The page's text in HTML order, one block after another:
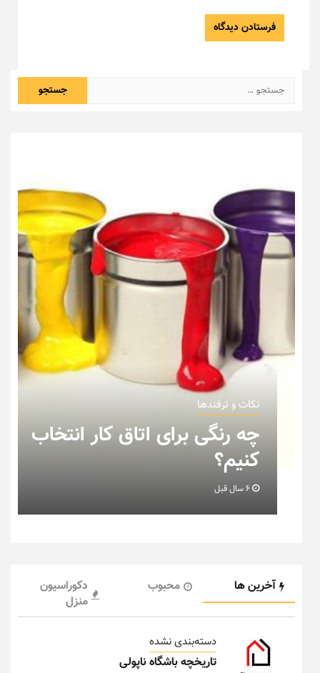
جستجو
برای:
نکات و ترفندها
نکاتی که باید به هنگام چیدمان
خانه عروس بدانیم + تصویر
آخرین ها محبوب
دکوراسیون
منزل
دسته‌بندی نشده
تاریخچه باشگاه ناپولی